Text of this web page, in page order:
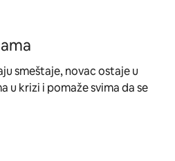
smeštaje, novac ostaje u
u krizi i pomaže svima da se